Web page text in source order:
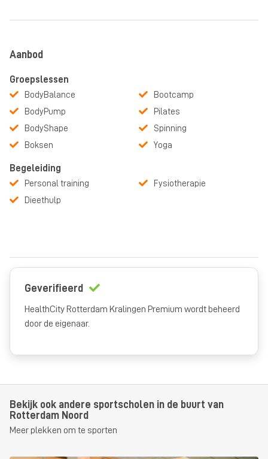
Aanbod
Groepslessen
BodyBalance
BodyPump
BodyShape
Boksen
Bootcamp
Pilates
Spinning
Yoga
Begeleiding
Personal training
Dieethulp
Fysiotherapie
Geverifieerd
HealthCity Rotterdam Kralingen Premium wordt beheerd
door de eigenaar.
Bekijk ook andere sportscholen in de buurt van
Rotterdam Noord
Meer plekken om te sporten